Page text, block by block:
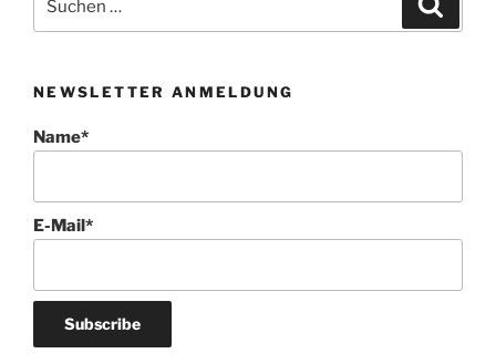
nach:
NEWSLETTER ANMELDUNG
Name*
E-Mail*